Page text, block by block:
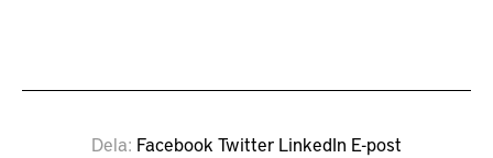
Dela Facebook Twitter LinkedIn E-post